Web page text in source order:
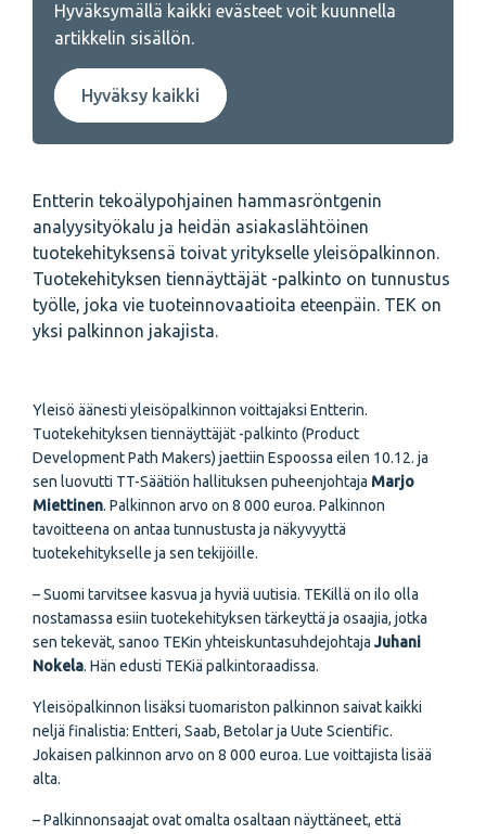
Hyväksymällä kaikki evästeet voit kuunnella
artikkelin sisällön.
Hyväksy kaikki
Entterin tekoälypohjainen hammasröntgenin
analyysityökalu ja heidän asiakaslähtöinen
tuotekehityksensä toivat yritykselle yleisöpalkinnon.
Tuotekehityksen tiennäyttäjät -palkinto on tunnustus
työlle, joka vie tuoteinnovaatioita eteenpäin. TEK on
yksi palkinnon jakajista.
Yleisö äänesti yleisöpalkinnon voittajaksi Entterin.
Tuotekehityksen tiennäyttäjät -palkinto (Product
Development Path Makers) jaettiin Espoossa eilen 10.12. ja
sen luovutti TT-Säätiön hallituksen puheenjohtaja Marjo
Miettinen. Palkinnon arvo on 8 000 euroa. Palkinnon
tavoitteena on antaa tunnustusta ja näkyvyyttä
tuotekehitykselle ja sen tekijöille.
– Suomi tarvitsee kasvua ja hyviä uutisia. TEKillä on ilo olla
nostamassa esiin tuotekehityksen tärkeyttä ja osaajia, jotka
sen tekevät, sanoo TEKin yhteiskuntasuhdejohtajaJuhani
Nokela. Hän edusti TEKiä palkintoraadissa.
Yleisöpalkinnon lisäksi tuomariston palkinnon saivat kaikki
neljä finalistia: Entteri, Saab, Betolar ja Uute Scientific.
Jokaisen palkinnon arvo on 8 000 euroa. Lue voittajista lisää
alta.
– Palkinnonsaajat ovat omalta osaltaan näyttäneet, että